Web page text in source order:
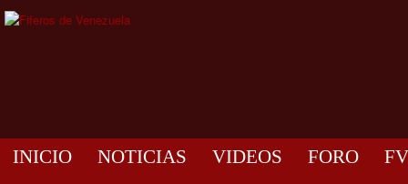
INICIO NOTICIAS VIDEOS FORO